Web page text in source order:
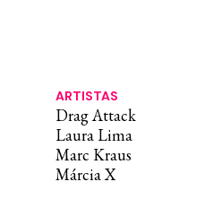
ARTISTAS
Drag Attack
Laura Lima
Marc Kraus
Márcia X